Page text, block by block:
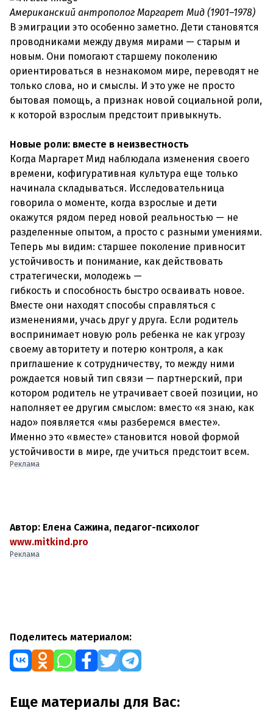
Американский антрополог Маргарет Мид (1901–1978)
В эмиграции это особенно заметно. Дети становятся
проводниками между двумя мирами — старым и
новым. Они помогают старшему поколению
ориентироваться в незнакомом мире, переводят не
только слова, но и смыслы. И это уже не просто
бытовая помощь, а признак новой социальной роли,
к которой взрослым предстоит привыкнуть.
Новые роли: вместе в неизвестность
Когда Маргарет Мид наблюдала изменения своего
времени, кофигуративная культура еще только
начинала складываться. Исследовательница
говорила о моменте, когда взрослые и дети
окажутся рядом перед новой реальностью — не
разделенные опытом, а просто с разными умениями.
Теперь мы видим: старшее поколение привносит
устойчивость и понимание, как действовать
стратегически, молодежь —
гибкость и способность быстро осваивать новое.
Вместе они находят способы справляться с
изменениями, учась друг у друга. Если родитель
воспринимает новую роль ребенка не как угрозу
своему авторитету и потерю контроля, а как
приглашение к сотрудничеству, то между ними
рождается новый тип связи — партнерский, при
котором родитель не утрачивает своей позиции, но
наполняет ее другим смыслом: вместо «я знаю, как
надо» появляется «мы разберемся вместе».
Именно это «вместе» становится новой формой
устойчивости в мире, где учиться предстоит всем.
Реклама
Автор: Елена Сажина, педагог-психолог
www.mitkind.pro
Реклама
Поделитесь материалом:
Еще материалы для Вас: